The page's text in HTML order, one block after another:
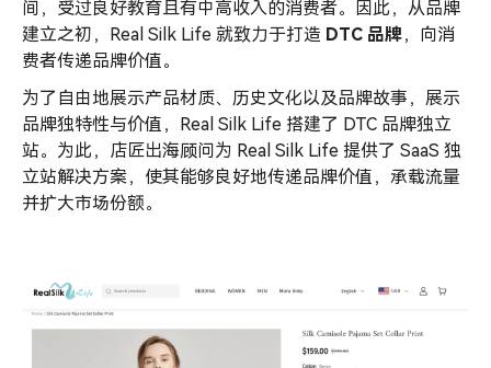
间，受过良好教育且有中高收入的消费者。因此，从品牌
建立之初，Real Silk Life 就致力于打造 DTC 品牌，向消
费者传递品牌价值。
为了自由地展示产品材质、历史文化以及品牌故事，展示
品牌独特性与价值，Real Silk Life 搭建了 DTC 品牌独立
站。为此，店匠出海顾问为 Real Silk Life 提供了 SaaS 独
立站解决方案，使其能够良好地传递品牌价值，承载流量
并扩大市场份额。